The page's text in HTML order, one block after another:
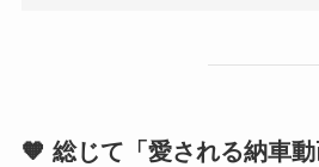
🧡 総じて「愛される納車